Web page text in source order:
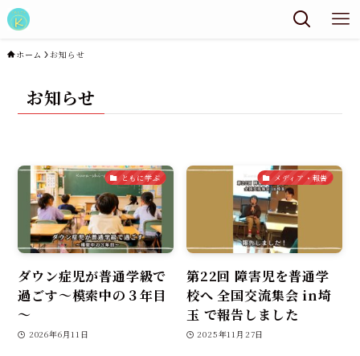
ホーム お知らせ
お知らせ
ともに学ぶ
ダウン症児が普通学級で
過ごす～模索中の３年目
～
2026年6月11日
メディア・報告
第22回 障害児を普通学
校へ 全国交流集会 in埼
玉 で報告しました
2025年11月27日